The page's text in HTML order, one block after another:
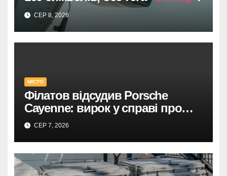
Один прямий договір на 735
тисяч у Дніпрі: супровід
відеоспостереження після
договором на
відеоспостереження після
зірваних торгів.
Дніпро: 735 тис. на
відеоспостереження за прямим
договором після невдалих
торгів.
СЕР 8, 2026
МІСТО
Філатов відсудив Porsche
Cayenne: вирок у справі про
фейк.
СЕР 7, 2026